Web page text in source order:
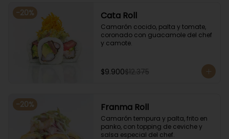
-20% Cata Roll
Camarón cocido, palta y tomate,
coronado con guacamole del chef
y camote.
$9.900$12.375
-20% Franma Roll
Camarón tempura y palta, frito en
panko, con topping de ceviche y
salsa especial del chef.